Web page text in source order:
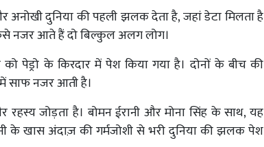
अनोखी दुनिया की पहली झलक देता है, जहां डेटा मिलता है
नजर आते हैं दो बिल्कुल अलग लोग।
को पेड्रो के किरदार में पेश किया गया है। दोनों के बीच की
साफ नजर आती है।
रहस्य जोड़ता है। बोमन ईरानी और मोना सिंह के साथ, यह
के खास अंदाज़ की गर्मजोशी से भरी दुनिया की झलक पेश